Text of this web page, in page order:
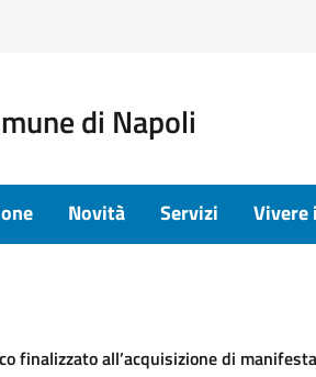
di Napoli
Novità Servizi Vivere
finalizzato all’acquisizione di